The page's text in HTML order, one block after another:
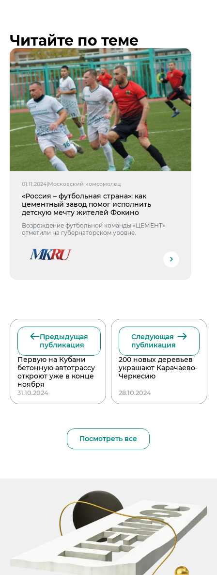
Читайте по теме
01.11.2024|Московский комсомолец
«Россия – футбольная страна»: как
цементный завод помог исполнить
детскую мечту жителей Фокино
Возрождение футбольной команды «ЦЕМЕНТ»
отметили на губернаторском уровне.
Предыдущая
публикация
Первую на Кубани
бетонную автотрассу
откроют уже в конце
ноября
31.10.2024
Следующая
публикация
200 новых деревьев
украшают Карачаево-
Черкесию
28.10.2024
Посмотреть все